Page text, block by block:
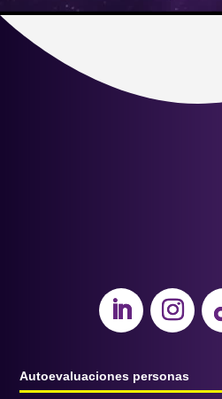
Autoevaluaciones personas